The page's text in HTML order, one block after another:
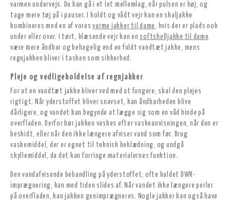
varmen undervejs. Du kan gå i et let mellemlag, når pulsen er høj, og
tage mere tøj på i pauser. I koldt og vådt vejr kan en skaljakke
kombineres med en af voresvarme jakker til dame , hvis der er plads nok
under eller over. I tørt, blæsende vejr kan en softshelljakke til dame
være mere åndbar og behagelig end en fuldt vandtæt jakke, mens
regnjakken bliver i tasken som sikkerhed.
Pleje og vedligeholdelse af regnjakker
For at en vandtæt jakke bliver ved med at fungere, skal den plejes
rigtigt. Når yderstoffet bliver snavset, kan åndbarheden blive
dårligere, og vandet kan begynde at lægge sig som en våd hinde på
overfladen. Derfor bør jakken vaskes efter vaskeanvisningen, når den er
beskidt, eller når den ikke længere afviser vand som før. Brug
vaskemiddel, der er egnet til teknisk beklædning, og undgå
skyllemiddel, da det kan forringe materialernes funktion.
Den vandafvisende behandling på yderstoffet, ofte kaldet DWR-
imprægnering, kan med tiden slides af. Når vandet ikke længere perler
på overfladen, kan jakken genimprægneres. Nogle jakker kan også have